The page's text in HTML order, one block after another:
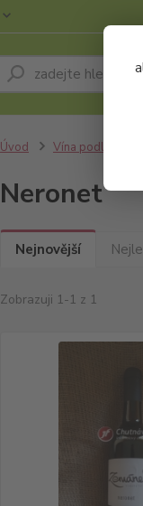
Úvod Vína podle odrůdy
Neronet
Nejnovější
Zobrazuji 1-1 z 1